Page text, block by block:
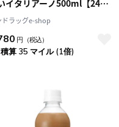
イタリアーノ500ml【24個
ト】
ドラッグe-shop
円 （税込）
積算 35 マイル (1倍)